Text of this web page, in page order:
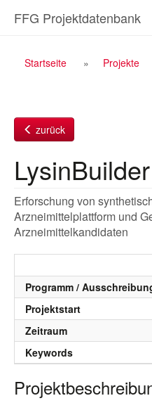
InhaltFFG Projektdatenbank
Breadcrumb
Startseite Projekte
zurück
LysinBuilder
Erforschung von
Arzneimittelplattform und
Arzneimittelkandidaten
Programm /
Projektstart
Zeitraum
Keywords